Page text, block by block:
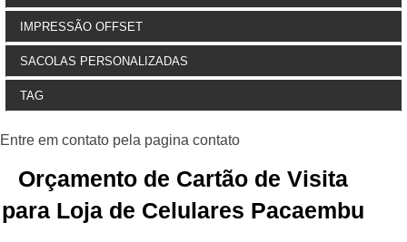
IMPRESSÃO OFFSET
SACOLAS PERSONALIZADAS
TAG
Orçamento de Cartão de Visita
para Loja de Celulares Pacaembu